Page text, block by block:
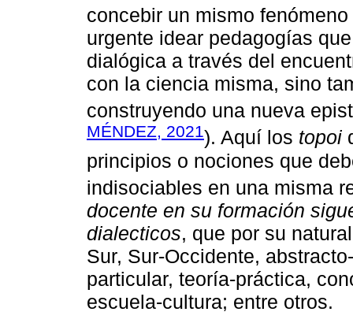
concebir un mismo
urgente idear pedagogías
dialógica a través del
con la ciencia misma, sino
construyendo una nueva
MÉNDEZ, 2021). Aquí los topoi
principios o nociones que
indisociables en una misma
docente en su formación
dialecticos, que por su
Sur, Sur-Occidente,
particular, teoría-práctica,
escuela-cultura; entre otros.